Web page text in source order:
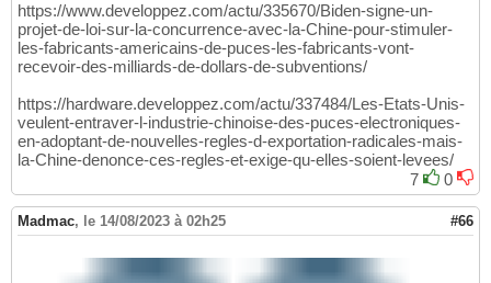
https://www.developpez.com/actu/335670/Biden-signe-un-
projet-de-loi-sur-la-concurrence-avec-la-Chine-pour-stimuler-
les-fabricants-americains-de-puces-les-fabricants-vont-
recevoir-des-milliards-de-dollars-de-subventions/
https://hardware.developpez.com/actu/337484/Les-Etats-Unis-
veulent-entraver-l-industrie-chinoise-des-puces-electroniques-
en-adoptant-de-nouvelles-regles-d-exportation-radicales-mais-
la-Chine-denonce-ces-regles-et-exige-qu-elles-soient-levees/
7
0
Madmac, le 14/08/2023 à 02h25 #66